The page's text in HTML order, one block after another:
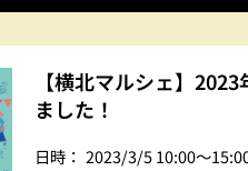
【横北マルシェ】
ました！
日時： 2023/3/5 10:00〜